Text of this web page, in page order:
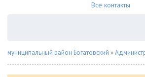
Все контакты
муниципальный район Богатовский »